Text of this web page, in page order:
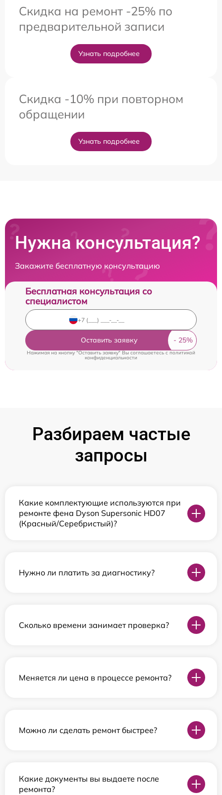
Скидка на ремонт -25% по
предварительной записи
Узнать подробнее
Скидка -10% при повторном
обращении
Узнать подробнее
Нужна консультация?
Закажите бесплатную консультацию
Бесплатная консультация со
специалистом
Оставить заявку
Нажимая на кнопку "Оставить заявку" Вы соглашаетесь c политикой
конфиденциальности
Разбираем частые
запросы
Какие комплектующие используются при
ремонте фена Dyson Supersonic HD07
(Красный/Серебристый)?
Нужно ли платить за диагностику?
Сколько времени занимает проверка?
Меняется ли цена в процессе ремонта?
Можно ли сделать ремонт быстрее?
Какие документы вы выдаете после
ремонта?